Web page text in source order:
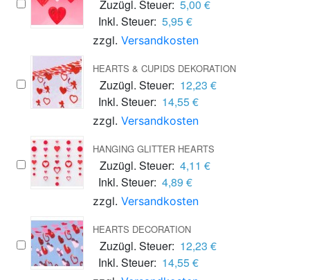
Zuzügl. Steuer: 5,00 €
Inkl. Steuer: 5,95 €
zzgl. Versandkosten
HEARTS & CUPIDS DEKORATION
Zuzügl. Steuer: 12,23 €
Inkl. Steuer: 14,55 €
zzgl. Versandkosten
HANGING GLITTER HEARTS
Zuzügl. Steuer: 4,11 €
Inkl. Steuer: 4,89 €
zzgl. Versandkosten
HEARTS DECORATION
Zuzügl. Steuer: 12,23 €
Inkl. Steuer: 14,55 €